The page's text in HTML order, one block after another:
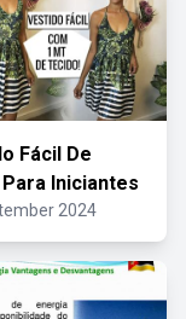
Fácil De
Iniciantes
2024